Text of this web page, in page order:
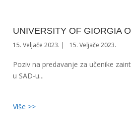
UNIVERSITY OF GIORGIA
15. Veljače 2023. 15. Veljače 2023.
Poziv na predavanje za učenike
u SAD-u...
Više >>